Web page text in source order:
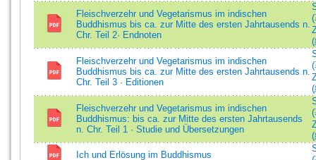
Fleischverzehr und Vegetarismus im indischen
Buddhismus bis ca. zur Mitte des ersten Jahrtausends n.
Chr. Teil 2· Endnoten
Fleischverzehr und Vegetarismus im indischen
Buddhismus bis ca. zur Mitte des ersten Jahrtausends n.
Chr. Teil 3 · Editionen
Fleischverzehr und Vegetarismus im indischen
Buddhismus: bis ca. zur Mitte des ersten Jahrtausends
n. Chr. Teil 1 · Studie und Übersetzungen
Ich und Erlösung im Buddhismus